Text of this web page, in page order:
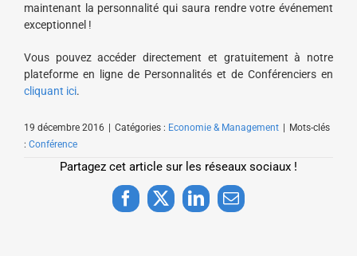
maintenant la personnalité qui saura rendre votre événement
exceptionnel !
Vous pouvez accéder directement et gratuitement à notre
plateforme en ligne de Personnalités et de Conférenciers en
cliquant ici.
19 décembre 2016 Catégories : Economie & Management
Mots-clés
: Conférence
Partagez cet article sur les réseaux sociaux !
Facebook
X LinkedInEmail